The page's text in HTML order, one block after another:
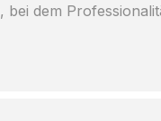
, bei dem